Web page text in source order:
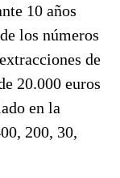
10 años
los números
de
20.000 euros
en la
200, 30,